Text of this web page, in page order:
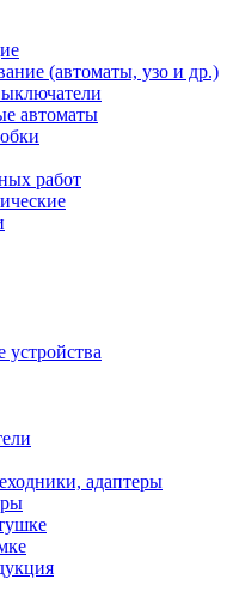
(автоматы, узо и др.)
автоматы
работ
адаптеры